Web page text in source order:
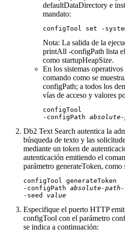
defaultDataDirectory e
mandato:
configTool set -
Nota: La salida de la
printAll -configPath lista
como startupHeapSize.
En los sistemas
comando como se
configPath; a todos los
vías de acceso y valores
configTool
-configPath
Db2 Text Search autentica la
búsqueda de texto y las
mediante un token de
autenticación emitiendo el
parámetro generateToken, como
configTool generateToken
-configPath absolute-
-seed value
Especifique el puerto HTTP
configTool con el parámetro
se indica a continuación: